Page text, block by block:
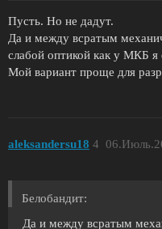
Пусть. Но не дадут.
Да и между всратым
слабой оптикой как у МКБ я
Мой вариант проще для
aleksandersu18 4
Белобандит:
Да и между всратым